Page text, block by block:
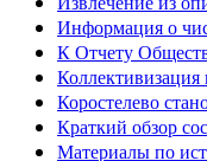
Информация о
К Отчету
Коростелево
Краткий обзор
Материалы по